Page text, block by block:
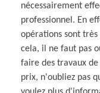
nécessairement
professionnel. En
opérations sont
cela, il ne faut pas
faire des travaux
prix, n'oubliez pas